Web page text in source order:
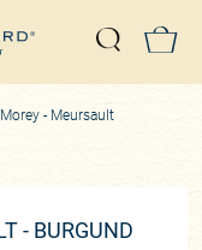
Suche
- Meursault
- BURGUND